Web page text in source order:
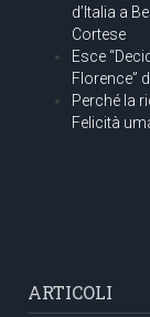
d’Italia a
Cortese
Esce
Florence”
Perché la
Felicità
ARTICOLI